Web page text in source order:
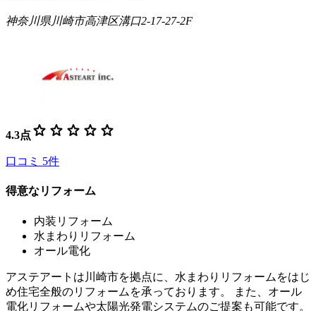
神奈川県川崎市高津区溝口2-17-27-2F
4.3点 star star star star star
口コミ 5件
得意なリフォーム
内装リフォーム
水まわりリフォーム
オール電化
アステアートは川崎市を拠点に、水まわりリフォームをはじ
め住宅全般のリフォームを承っております。 また、オール
電化リフォームや太陽光発電システムのご提案も可能です。